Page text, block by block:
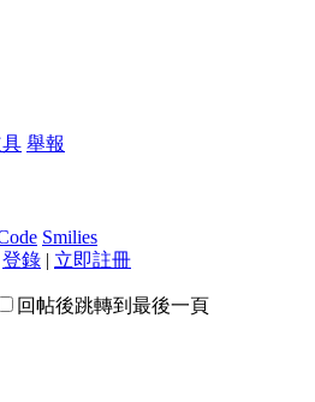
舉報
Smilies
登錄 | 立即註冊
回帖後跳轉到最後一頁